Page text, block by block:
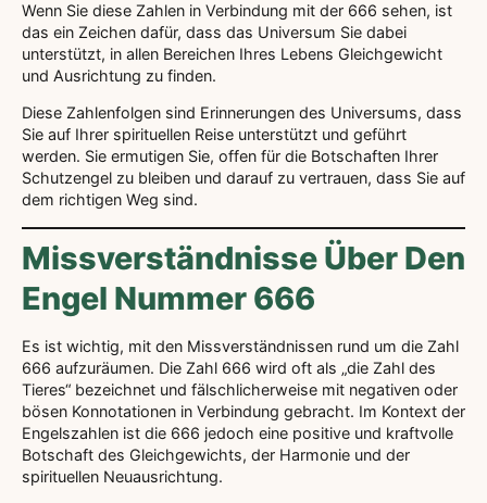
Wenn Sie diese Zahlen in Verbindung mit der 666 sehen, ist
das ein Zeichen dafür, dass das Universum Sie dabei
unterstützt, in allen Bereichen Ihres Lebens Gleichgewicht
und Ausrichtung zu finden.
Diese Zahlenfolgen sind Erinnerungen des Universums, dass
Sie auf Ihrer spirituellen Reise unterstützt und geführt
werden. Sie ermutigen Sie, offen für die Botschaften Ihrer
Schutzengel zu bleiben und darauf zu vertrauen, dass Sie auf
dem richtigen Weg sind.
Missverständnisse Über Den
Engel Nummer 666
Es ist wichtig, mit den Missverständnissen rund um die Zahl
666 aufzuräumen. Die Zahl 666 wird oft als „die Zahl des
Tieres“ bezeichnet und fälschlicherweise mit negativen oder
bösen Konnotationen in Verbindung gebracht. Im Kontext der
Engelszahlen ist die 666 jedoch eine positive und kraftvolle
Botschaft des Gleichgewichts, der Harmonie und der
spirituellen Neuausrichtung.